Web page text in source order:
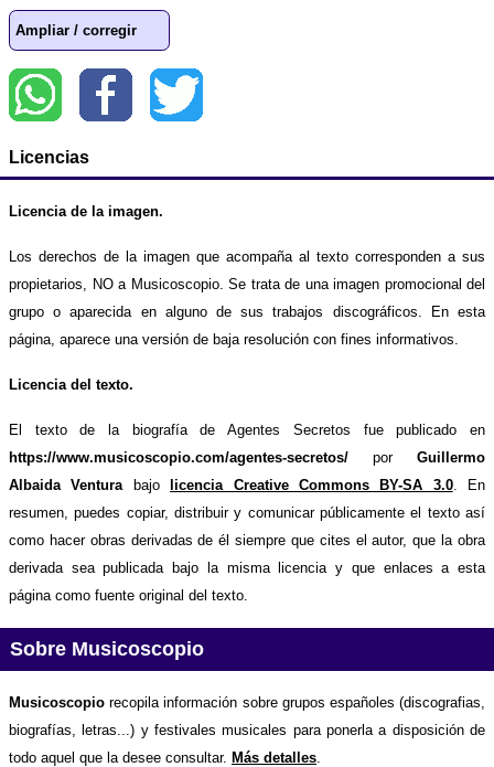
Ampliar / corregir
Licencias
Licencia de la imagen.
Los derechos de la imagen que acompaña al texto corresponden a sus
propietarios, NO a Musicoscopio. Se trata de una imagen promocional del
grupo o aparecida en alguno de sus trabajos discográficos. En esta
página, aparece una versión de baja resolución con fines informativos.
Licencia del texto.
El texto de la biografía de Agentes Secretos fue publicado en
https://www.musicoscopio.com/agentes-secretos/ por Guillermo
Albaida Venturabajo licencia Creative Commons BY-SA 3.0. En
resumen, puedes copiar, distribuir y comunicar públicamente el texto así
como hacer obras derivadas de él siempre que cites el autor, que la obra
derivada sea publicada bajo la misma licencia y que enlaces a esta
página como fuente original del texto.
Sobre Musicoscopio
Musicoscopio recopila información sobre grupos españoles (discografias,
biografías, letras...) y festivales musicales para ponerla a disposición de
todo aquel que la desee consultar. Más detalles.